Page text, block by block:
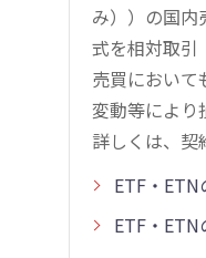
み））の国内
式を相対取引
売買において
変動等により
詳しくは、契
ETF・
ETF・